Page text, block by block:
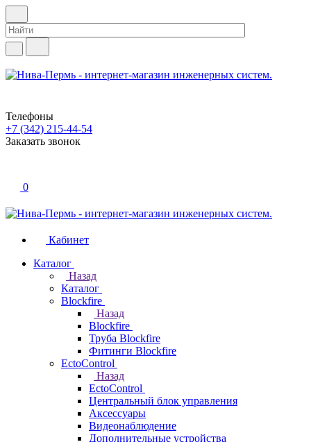
Телефоны
+7 (342) 215-44-54
Заказать звонок
0
Кабинет
Каталог
Назад
Каталог
Blockfire
Назад
Blockfire
Труба Blockfire
Фитинги Blockfire
EctoControl
Назад
EctoControl
Центральный блок управления
Аксессуары
Видеонаблюдение
Дополнительные устройства